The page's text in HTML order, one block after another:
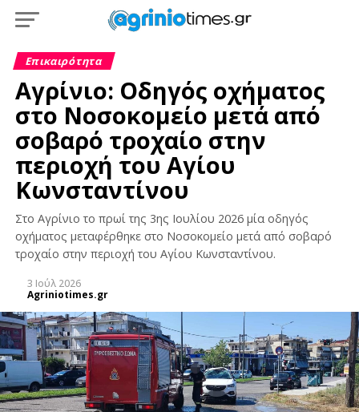
Επικαιρότητα
Αγρίνιο: Οδηγός οχήματος
στο Νοσοκομείο μετά από
σοβαρό τροχαίο στην
περιοχή του Αγίου
Κωνσταντίνου
Στο Αγρίνιο το πρωί της 3ης Ιουλίου 2026 μία οδηγός
οχήματος μεταφέρθηκε στο Νοσοκομείο μετά από σοβαρό
τροχαίο στην περιοχή του Αγίου Κωνσταντίνου.
3 Ιούλ 2026
Agriniotimes.gr